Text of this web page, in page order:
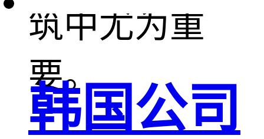
筑中尤为重
要。
韩国公司